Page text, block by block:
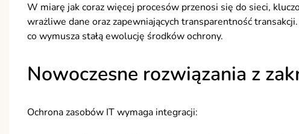
W miarę jak coraz więcej procesów przenosi się do sieci,
wrażliwe dane oraz zapewniających transparentność
co wymusza stałą ewolucję środków ochrony.
Nowoczesne rozwiązania z
Ochrona zasobów IT wymaga integracji: